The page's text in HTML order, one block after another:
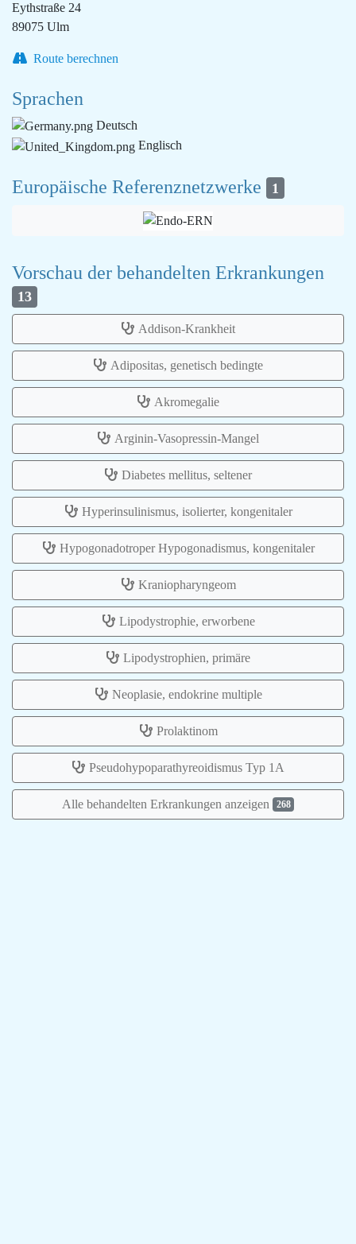
Eythstraße 24
89075 Ulm
Route berechnen
Sprachen
Deutsch
Englisch
Europäische Referenznetzwerke 1
Vorschau der behandelten Erkrankungen
13
Addison-Krankheit
Adipositas, genetisch bedingte
Akromegalie
Arginin-Vasopressin-Mangel
Diabetes mellitus, seltener
Hyperinsulinismus, isolierter, kongenitaler
Hypogonadotroper Hypogonadismus, kongenitaler
Kraniopharyngeom
Lipodystrophie, erworbene
Lipodystrophien, primäre
Neoplasie, endokrine multiple
Prolaktinom
Pseudohypoparathyreoidismus Typ 1A
Alle behandelten Erkrankungen anzeigen 268